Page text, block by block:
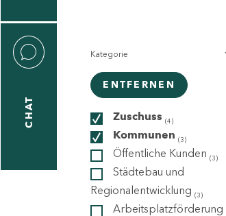
CHAT
Kategorie
ENTFERNEN
Zuschuss (4)
Kommunen (3)
Öffentliche Kunden (3)
Städtebau und
Regionalentwicklung (3)
Arbeitsplatzförderung